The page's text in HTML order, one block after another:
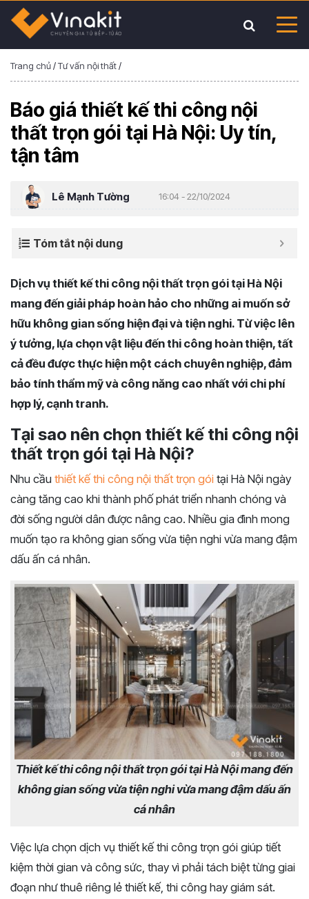
Trang chủ/Tư vấn nội thất/
Báo giá thiết kế thi công nội
thất trọn gói tại Hà Nội: Uy tín,
tận tâm
Lê Mạnh Tường 16:04 - 22/10/2024
Tóm tắt nội dung
Dịch vụ thiết kế thi công nội thất trọn gói tại Hà Nội
mang đến giải pháp hoàn hảo cho những ai muốn sở
hữu không gian sống hiện đại và tiện nghi. Từ việc lên
ý tưởng, lựa chọn vật liệu đến thi công hoàn thiện, tất
cả đều được thực hiện một cách chuyên nghiệp, đảm
bảo tính thẩm mỹ và công năng cao nhất với chi phí
hợp lý, cạnh tranh.
Tại sao nên chọn thiết kế thi công nội
thất trọn gói tại Hà Nội?
Nhu cầu thiết kế thi công nội thất trọn gói tại Hà Nội ngày
càng tăng cao khi thành phố phát triển nhanh chóng và
đời sống người dân được nâng cao. Nhiều gia đình mong
muốn tạo ra không gian sống vừa tiện nghi vừa mang đậm
dấu ấn cá nhân.
Thiết kế thi công nội thất trọn gói tại Hà Nội mang đến
không gian sống vừa tiện nghi vừa mang đậm dấu ấn
cá nhân
Việc lựa chọn dịch vụ thiết kế thi công trọn gói giúp tiết
kiệm thời gian và công sức, thay vì phải tách biệt từng giai
đoạn như thuê riêng lẻ thiết kế, thi công hay giám sát.